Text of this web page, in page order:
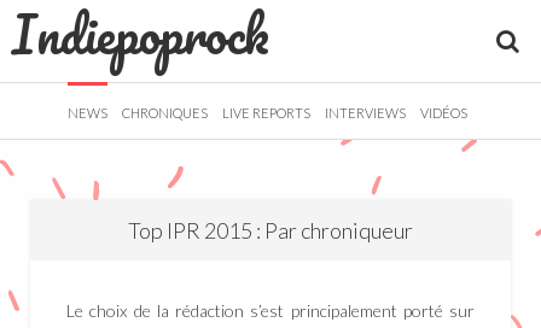
Indiepoprock
NEWS CHRONIQUES LIVE REPORTS INTERVIEWS VIDÉOS
Top IPR 2015 : Par chroniqueur
Le choix de la rédaction s’est principalement porté sur